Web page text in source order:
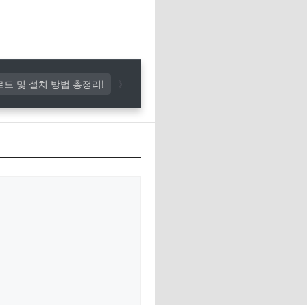
및 설치 방법 총정리!